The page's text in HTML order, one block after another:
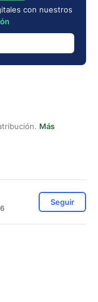
con nuestros
Más
Seguir